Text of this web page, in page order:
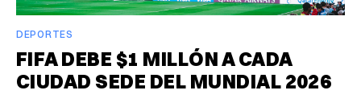
DEPORTES
FIFA DEBE $1 MILLÓN A CADA
CIUDAD SEDE DEL MUNDIAL 2026